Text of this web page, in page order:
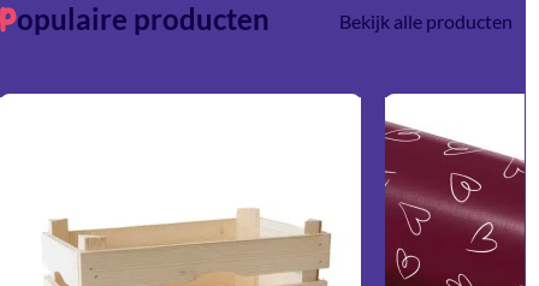
Populaire producten Bekijk alle producten